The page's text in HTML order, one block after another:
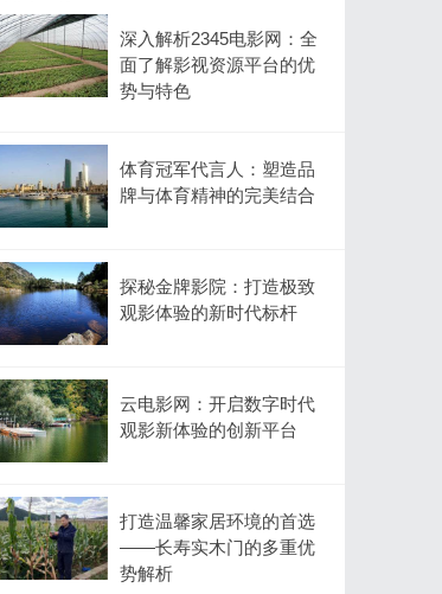
深入解析2345电影网：全
面了解影视资源平台的优
势与特色
体育冠军代言人：塑造品
牌与体育精神的完美结合
探秘金牌影院：打造极致
观影体验的新时代标杆
云电影网：开启数字时代
观影新体验的创新平台
打造温馨家居环境的首选
——长寿实木门的多重优
势解析